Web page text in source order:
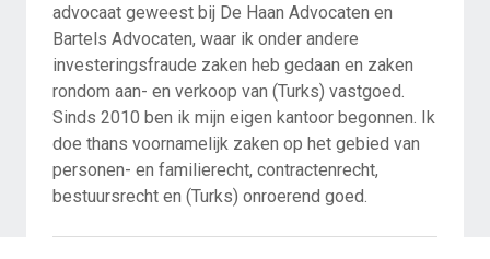
advocaat geweest bij De Haan Advocaten en
Bartels Advocaten, waar ik onder andere
investeringsfraude zaken heb gedaan en zaken
rondom aan- en verkoop van (Turks) vastgoed.
Sinds 2010 ben ik mijn eigen kantoor begonnen. Ik
doe thans voornamelijk zaken op het gebied van
personen- en familierecht, contractenrecht,
bestuursrecht en (Turks) onroerend goed.